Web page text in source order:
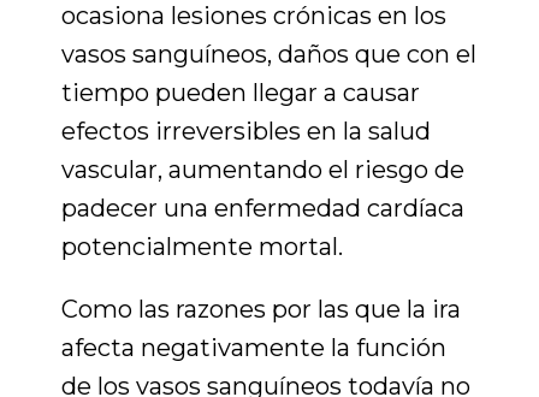
ocasiona lesiones crónicas en los
vasos sanguíneos, daños que con el
tiempo pueden llegar a causar
efectos irreversibles en la salud
vascular, aumentando el riesgo de
padecer una enfermedad cardíaca
potencialmente mortal.
Como las razones por las que la ira
afecta negativamente la función
de los vasos sanguíneos todavía no